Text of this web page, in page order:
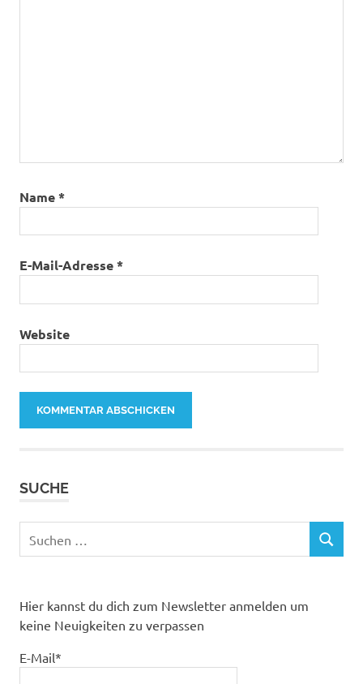
Name*
E-Mail-Adresse*
Website
SUCHE
nach:
SUCHEN
Hier kannst du dich zum Newsletter anmelden um
keine Neuigkeiten zu verpassen
E-Mail*